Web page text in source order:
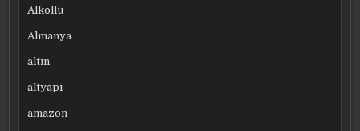
Alkollü
Almanya
altın
altyapı
amazon